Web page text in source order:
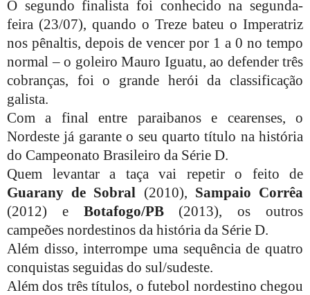
O segundo finalista foi conhecido na segunda-
feira (23/07), quando o Treze bateu o Imperatriz
nos pênaltis, depois de vencer por 1 a 0 no tempo
normal – o goleiro Mauro Iguatu, ao defender três
cobranças, foi o grande herói da classificação
galista.
Com a final entre paraibanos e cearenses, o
Nordeste já garante o seu quarto título na história
do Campeonato Brasileiro da Série D.
Quem levantar a taça vai repetir o feito de
Guarany de Sobral (2010), Sampaio Corrêa
(2012) e Botafogo/PB(2013), os outros
campeões nordestinos da história da Série D.
Além disso, interrompe uma sequência de quatro
conquistas seguidas do sul/sudeste.
Além dos três títulos, o futebol nordestino chegou